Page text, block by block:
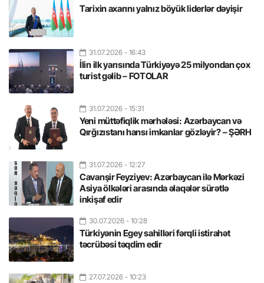
Tarixin axarını yalnız böyük liderlər dəyişir
31.07.2026 - 16:43
İlin ilk yarısında Türkiyəyə 25 milyondan çox
turist gəlib – FOTOLAR
31.07.2026 - 15:31
Yeni müttəfiqlik mərhələsi: Azərbaycan və
Qırğızıstanı hansı imkanlar gözləyir? – ŞƏRH
31.07.2026 - 12:27
Cavanşir Feyziyev: Azərbaycan ilə Mərkəzi
Asiya ölkələri arasında əlaqələr sürətlə
inkişaf edir
30.07.2026 - 10:28
Türkiyənin Egey sahilləri fərqli istirahət
təcrübəsi təqdim edir
27.07.2026 - 10:23